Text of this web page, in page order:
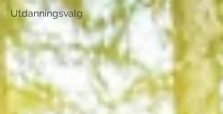
Utdanningsvalg